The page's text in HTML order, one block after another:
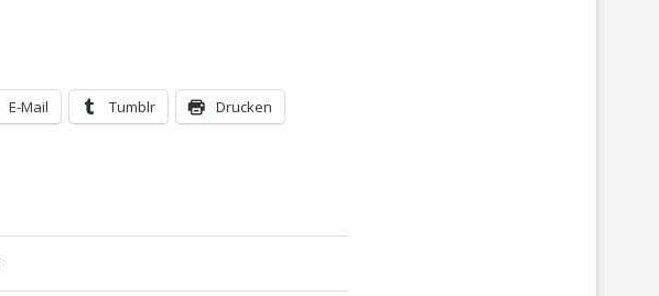
E-Mail Tumblr Drucken